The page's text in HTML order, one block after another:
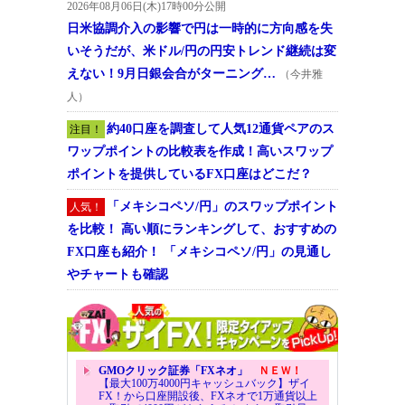
2026年08月06日(木)17時00分公開
日米協調介入の影響で円は一時的に方向感を失
いそうだが、米ドル/円の円安トレンド継続は変
えない！9月日銀会合がターニング…
（今井雅
人）
注目！
約40口座を調査して人気12通貨ペアのス
ワップポイントの比較表を作成！高いスワップ
ポイントを提供しているFX口座はどこだ？
人気！
「メキシコペソ/円」のスワップポイント
を比較！ 高い順にランキングして、おすすめの
FX口座も紹介！ 「メキシコペソ/円」の見通し
やチャートも確認
GMOクリック証券「FXネオ」
ＮＥＷ！
【最大100万4000円キャッシュバック】ザイ
FX！から口座開設後、FXネオで1万通貨以上